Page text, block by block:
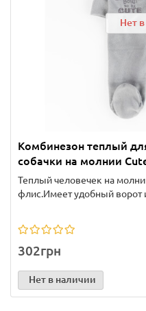
Нет
Комбинезон теплый
собачки на молнии
Теплый человечек на
флис.Имеет удобный
302грн
Нет в наличии